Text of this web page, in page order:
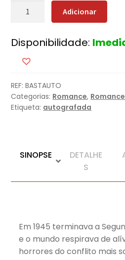
Quantidade
Bastardos
Hitler
[Edição
Autografada]
Adicionar
Disponibilidade:
REF:BASTAUTO
Categorias: Romance,
Etiqueta: autografada
SINOPSE
DETALHE
S
Em 1945 terminava a
e o mundo respirava de
horrores do conflito mais